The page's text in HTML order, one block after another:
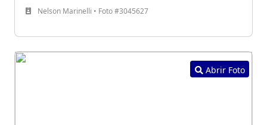
Nelson Marinelli • Foto #3045627
Abrir Foto